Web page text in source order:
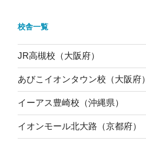
校舎一覧
JR高槻校（大阪府）
あびこイオンタウン校（大阪府）
イーアス豊崎校（沖縄県）
イオンモール北大路（京都府）